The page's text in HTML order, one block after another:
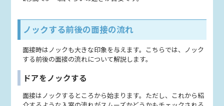
ノックする前後の面接の流れ
面接時はノックも大きな印象を与えます。こちらでは、ノック
する前後の面接の流れについて解説します。
ドアをノックする
面接はノックするところから始まります。ただし、これから紹